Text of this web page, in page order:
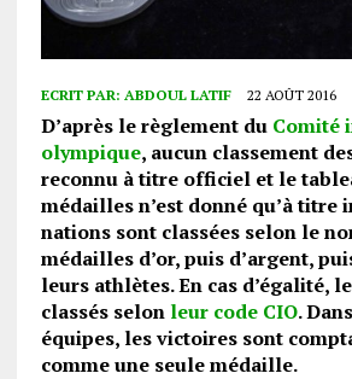
ECRIT PAR: ABDOUL LATIF 22 AOÛT 2016
D’après le règlement du Comité
olympique, aucun classement
reconnu à titre officiel et le
médailles n’est donné qu’à titre
nations sont classées selon le
médailles d’or, puis d’argent,
leurs athlètes. En cas d’égalité,
classés selon leur code CIO.
équipes, les victoires sont
comme une seule médaille.